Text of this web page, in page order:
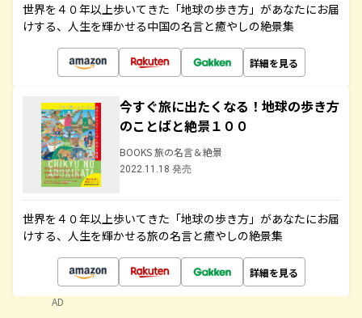
世界を４０年以上歩いてきた「地球の歩き方」があなたにお届
けする、人生を輝かせる中国の名言と癒やしの絶景集
詳細を見る
今すぐ旅に出たくなる！地球の歩き方
のことばと絶景１００
BOOKS 旅の名言＆絶景
2022.11.18 発売
世界を４０年以上歩いてきた「地球の歩き方」があなたにお届
けする、人生を輝かせる旅の名言と癒やしの絶景集
詳細を見る
AD